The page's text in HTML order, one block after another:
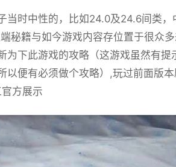
当时中性的，比如24.0及24.6间类，
秘籍与如今游戏内容存位置于很众
下此游戏的攻略（这游戏虽然有提
便有必须做个攻略）,玩过前面版
方展示